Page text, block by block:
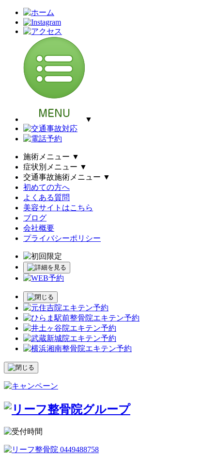
▼
施術メニュー ▼
症状別メニュー ▼
交通事故施術メニュー ▼
初めての方へ
よくある質問
美容サイトはこちら
ブログ
会社概要
プライバシーポリシー